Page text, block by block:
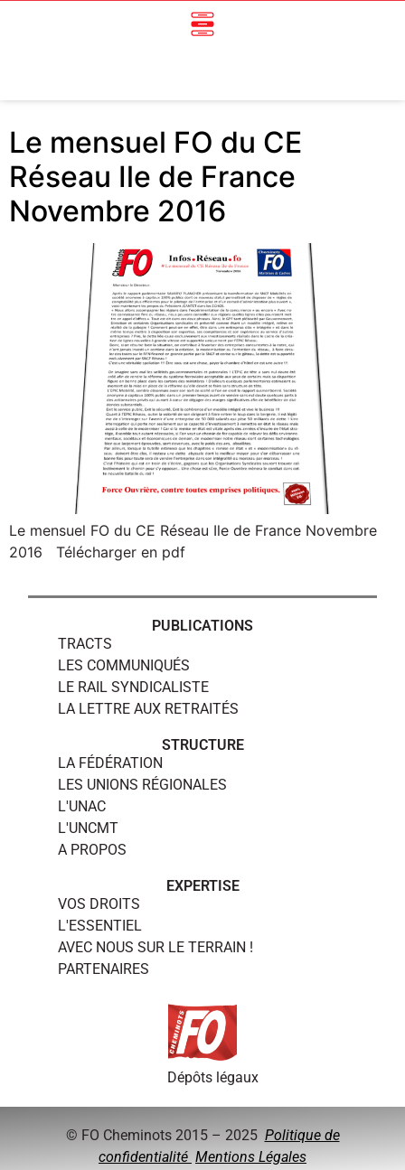
Le mensuel FO du CE
Réseau Ile de France
Novembre 2016
Le mensuel FO du CE Réseau Ile de France Novembre
2016 Télécharger en pdf
PUBLICATIONS
TRACTS
LES COMMUNIQUÉS
LE RAIL SYNDICALISTE
LA LETTRE AUX RETRAITÉS
STRUCTURE
LA FÉDÉRATION
LES UNIONS RÉGIONALES
L'UNAC
L'UNCMT
A PROPOS
EXPERTISE
VOS DROITS
L'ESSENTIEL
AVEC NOUS SUR LE TERRAIN !
PARTENAIRES
Dépôts légaux
© FO Cheminots 2015 – 2025 Politique de
confidentialité Mentions Légales